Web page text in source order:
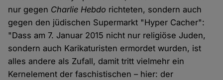
nur gegen Charlie Hebdo richteten, sondern auch
gegen den jüdischen Supermarkt "Hyper Cacher":
"Dass am 7. Januar 2015 nicht nur religiöse Juden,
sondern auch Karikaturisten ermordet wurden, ist
alles andere als Zufall, damit tritt vielmehr ein
Kernelement der faschistischen – hier: der